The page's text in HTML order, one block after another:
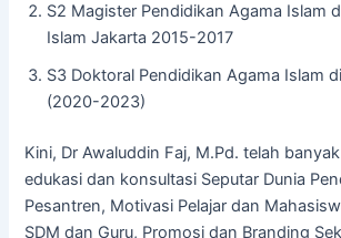
S2 Magister Pendidikan Agama Islam
Islam Jakarta 2015-2017
S3 Doktoral Pendidikan Agama Islam
(2020-2023)
Kini, Dr Awaluddin Faj, M.Pd. telah
edukasi dan konsultasi Seputar Dunia
Pesantren, Motivasi Pelajar dan
SDM dan Guru, Promosi dan Branding